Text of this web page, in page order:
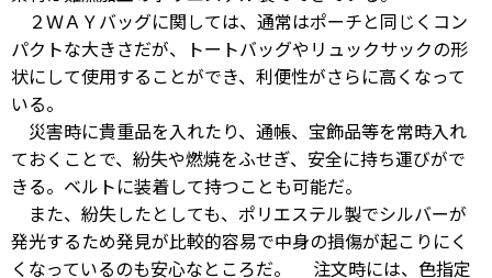
２ＷＡＹバッグに関しては、通常はポーチと同じくコン
パクトな大きさだが、トートバッグやリュックサックの形
状にして使用することができ、利便性がさらに高くなって
いる。
災害時に貴重品を入れたり、通帳、宝飾品等を常時入れ
ておくことで、紛失や燃焼をふせぎ、安全に持ち運びがで
きる。ベルトに装着して持つことも可能だ。
また、紛失したとしても、ポリエステル製でシルバーが
発光するため発見が比較的容易で中身の損傷が起こりにく
くなっているのも安心なところだ。 注文時には、色指定